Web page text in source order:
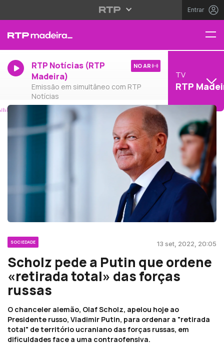
Entrar
RTP Notícias (RTP
Madeira)
Emissão em simultâneo com RTP
Notícias
NO AR
TV
RTP
SOCIEDADE 13 set, 2022, 20:05
Scholz pede a Putin que ordene
«retirada total» das forças
russas
O chanceler alemão, Olaf Scholz, apelou hoje ao
Presidente russo, Vladimir Putin, para ordenar a "retirada
total" de território ucraniano das forças russas, em
dificuldades face a uma contraofensiva.